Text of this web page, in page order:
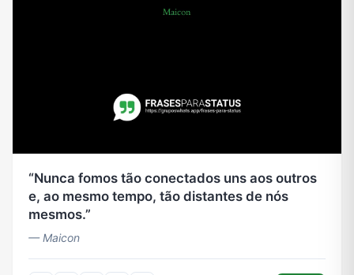
Nunca fomos tão conectados uns aos outros
e, ao mesmo tempo, tão distantes de nós
mesmos.
— Maicon